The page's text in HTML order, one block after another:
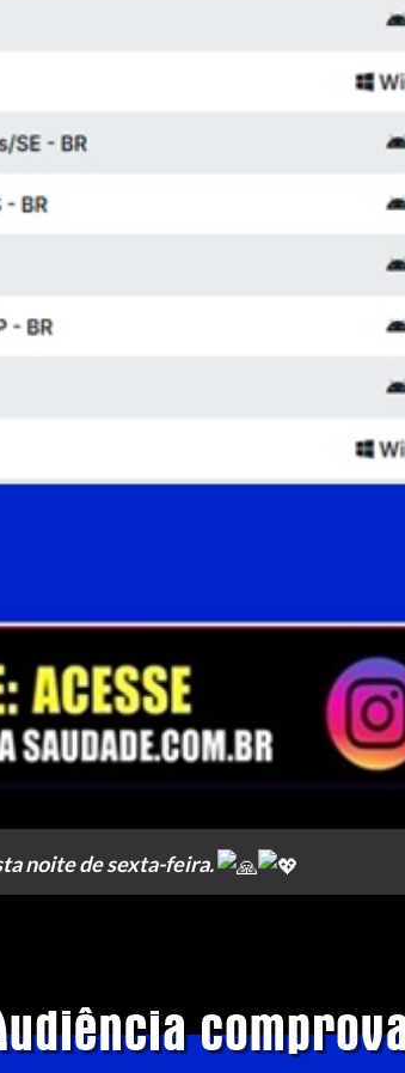
noite de sexta-feira.